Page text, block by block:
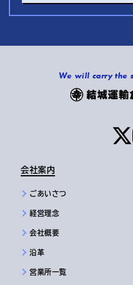
We will carry the
会社案内
ごあいさつ
経営理念
会社概要
沿革
営業所一覧